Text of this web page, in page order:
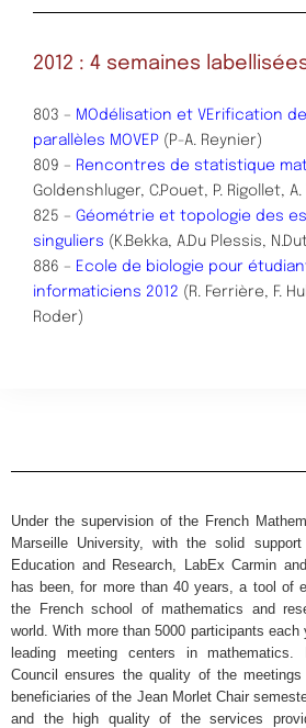
2012 : 4 semaines
803 – MOdélisation et VErification
parallèles MOVEP (P-A. Reynier)
809 – Rencontres de statistique
Goldenshluger, C.Pouet, P. Rigollet,
825 – Géométrie et topologie des
singuliers (K.Bekka, A.Du Plessis,
886 – Ecole de biologie pour
informaticiens 2012 (R. Ferrière, F.
Roder)
Under the supervision of the French
Marseille University, with the solid
Education and Research, LabEx Carmin
has been, for more than 40 years, a tool of
the French school of mathematics and
world. With more than 5000 participants each
leading meeting centers in mathematics.
Council ensures the quality of the
beneficiaries of the Jean Morlet Chair
and the high quality of the services